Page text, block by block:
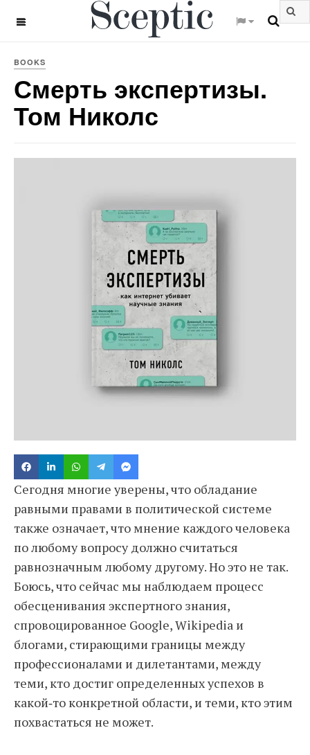
OFF CANVAS
BOOKS
Смерть экспертизы.
Том Николс
Сегодня многие уверены, что обладание
равными правами в политической системе
также означает, что мнение каждого человека
по любому вопросу должно считаться
равнозначным любому другому. Но это не так.
Боюсь, что сейчас мы наблюдаем процесс
обесценивания экспертного знания,
спровоцированное Google, Wikipedia и
блогами, стирающими границы между
профессионалами и дилетантами, между
теми, кто достиг определенных успехов в
какой‐то конкретной области, и теми, кто этим
похвастаться не может.